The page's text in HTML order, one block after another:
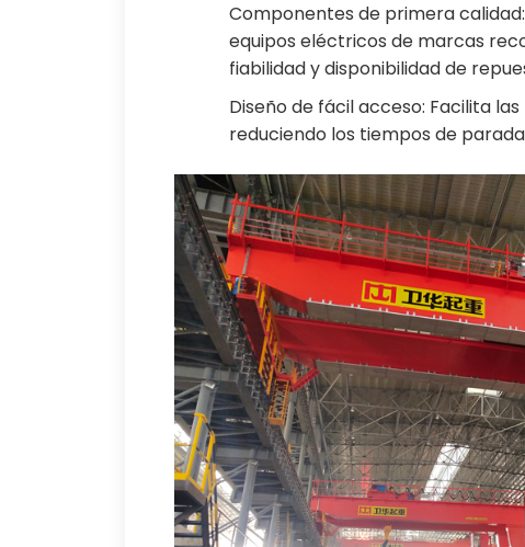
Componentes de primera
equipos eléctricos de marcas
fiabilidad y disponibilidad de
Diseño de fácil acceso: Facilita
reduciendo los tiempos de